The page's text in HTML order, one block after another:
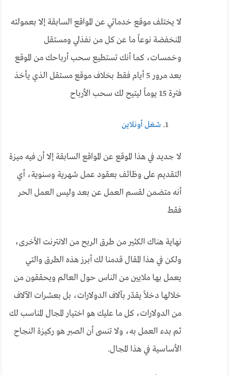
لا يختلف موقع خدماتي عن المواقع السابقة إلا بعمولته
المنخفضة نوعاً ما عن كل من نفذلي ومستقل
وخمسات، كما أنك تستطيع سحب أرباحك من الموقع
بعد مرور 5 أيام فقط بخلاف موقع مستقل الذي يأخذ
فترة 15 يوماً ليتيح لك سحب الأرباح
شغل أونلاين
لا جديد في هذا الموقع عن المواقع السابقة إلا أن فيه ميزة
التقديم على وظائف بعقود عمل شهرية وسنوية، أي
أنه متضمن لقسم العمل عن بعد وليس العمل الحر
فقط
نهاية هناك الكثير من طرق الربح من الانترنت الأخرى،
ولكن في هذا المقال قدمنا لك أبرز هذه الطرق والتي
يعمل بها ملايين من الناس حول العالم ويحققون من
خلالها دخلاً يقدّر بآلاف الدولارات، بل بعشرات الآلاف
من الدولارات، كل ما عليك هو اختيار المجال المناسب لك
ثم بدء العمل به، ولا تنسى أن الصبر هو ركيزة النجاح
الأساسية في هذا المجال.